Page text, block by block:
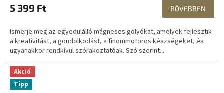
5 399 Ft BŐVEBBEN
Ismerje meg az egyedülálló mágneses golyókat, amelyek fejlesztik
a kreativitást, a gondolkodást, a finommotoros készségeket, és
ugyanakkor rendkívül szórakoztatóak. Szó szerint...
Akció
Tipp